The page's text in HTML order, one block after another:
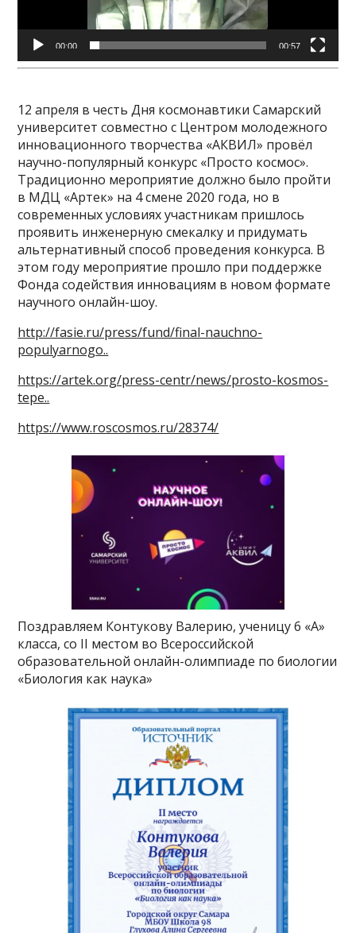
00:00 00:57
12 апреля в честь Дня космонавтики Самарский
университет совместно с Центром молодежного
инновационного творчества «АКВИЛ» провёл
научно-популярный конкурс «Просто космос».
Традиционно мероприятие должно было пройти
в МДЦ «Артек» на 4 смене 2020 года, но в
современных условиях участникам пришлось
проявить инженерную смекалку и придумать
альтернативный способ проведения конкурса. В
этом году мероприятие прошло при поддержке
Фонда содействия инновациям в новом формате
научного онлайн-шоу.
http://fasie.ru/press/fund/final-nauchno-
populyarnogo..
https://artek.org/press-centr/news/prosto-kosmos-
tepe..
https://www.roscosmos.ru/28374/
Поздравляем Контукову Валерию, ученицу 6 «А»
класса, со II местом во Всероссийской
образовательной онлайн-олимпиаде по биологии
«Биология как наука»